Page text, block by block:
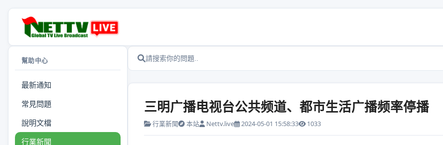
幫助中心
最新通知
常見問題
說明文檔
行業新聞
三明广播电视台公共频道、都市生活广播频率停播
行業新聞 本站 Nettv.live 2024-05-01 15:58:33 1033